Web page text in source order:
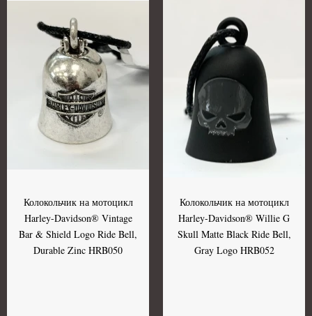
Колокольчик на мотоцикл
Harley-Davidson® Vintage
Bar & Shield Logo Ride Bell,
Durable Zinc HRB050
Колокольчик на мотоцикл
Harley-Davidson® Willie G
Skull Matte Black Ride Bell,
Gray Logo HRB052